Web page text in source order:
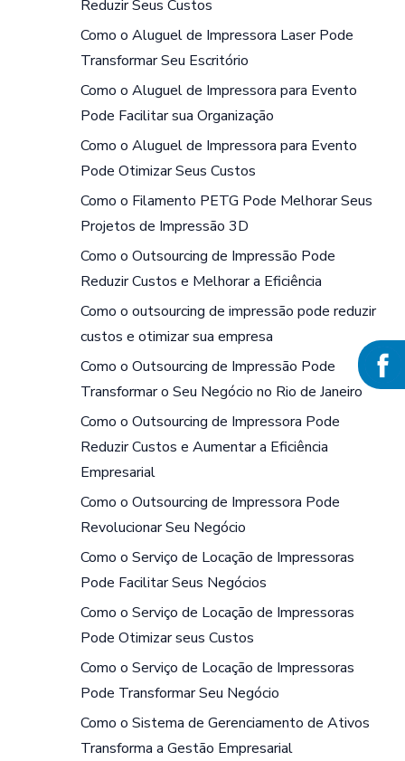
Reduzir Seus Custos
Como o Aluguel de Impressora Laser Pode
Transformar Seu Escritório
Como o Aluguel de Impressora para Evento
Pode Facilitar sua Organização
Como o Aluguel de Impressora para Evento
Pode Otimizar Seus Custos
Como o Filamento PETG Pode Melhorar Seus
Projetos de Impressão 3D
Como o Outsourcing de Impressão Pode
Reduzir Custos e Melhorar a Eficiência
Como o outsourcing de impressão pode reduzir
custos e otimizar sua empresa
Como o Outsourcing de Impressão Pode
Transformar o Seu Negócio no Rio de Janeiro
Como o Outsourcing de Impressora Pode
Reduzir Custos e Aumentar a Eficiência
Empresarial
Como o Outsourcing de Impressora Pode
Revolucionar Seu Negócio
Como o Serviço de Locação de Impressoras
Pode Facilitar Seus Negócios
Como o Serviço de Locação de Impressoras
Pode Otimizar seus Custos
Como o Serviço de Locação de Impressoras
Pode Transformar Seu Negócio
Como o Sistema de Gerenciamento de Ativos
Transforma a Gestão Empresarial